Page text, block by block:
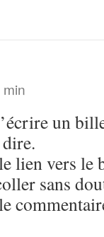
un
lien vers le
sans